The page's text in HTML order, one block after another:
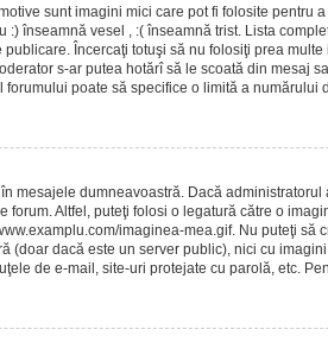
sunt imagini mici care pot fi folosite pentru
:) înseamnă vesel , :( înseamnă trist. Lista
Încercaţi totuşi să nu folosiţi prea
s-ar putea hotărî să le scoată din mesaj
forumului poate să specifice o limită a numărului
mesajele dumneavoastră. Dacă
forum. Altfel, puteţi folosi o legatură către o
imaginea-mea.gif. Nu puteţi să
(doar dacă este un server public), nici cu
de e-mail, site-uri protejate cu parolă, etc.